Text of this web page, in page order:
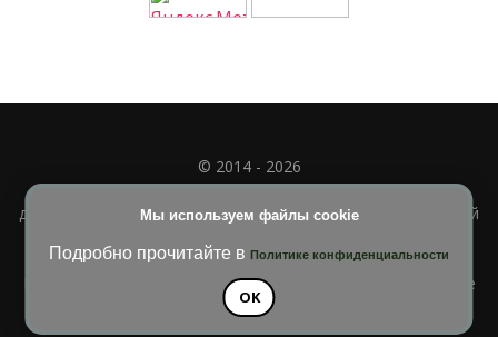
Мы используем файлы cookie
Подробно прочитайте в Политике конфиденциальности
OK
© 2014 - 2026
Полное или частичное использование материала
допускается только при наличии активной и индексируемой
Blossom Diva | РазработанаТемы Blossom
. На платформе
WordPress